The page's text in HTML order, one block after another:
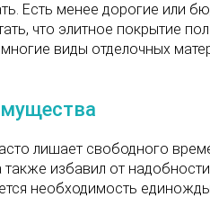
Есть менее дорогие или
что элитное покрытие
виды отделочных
лишает свободного
избавил от
необходимость